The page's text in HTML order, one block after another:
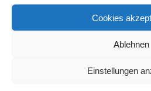
Cookies
Ablehnen
Einstellungen
Das Südstadtfestival 2013 findet am
Prophets, mit dem
Joe Curbside Prophets und die
entdecken Fotos by Atelier Bischof